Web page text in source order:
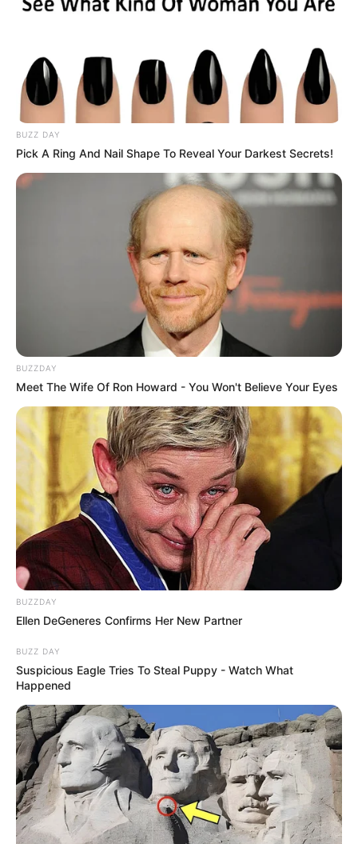
+4
Wydawnictwo
Oceny końcowe:
BUZZ DAY
Pick A Ring And Nail Shape To Reveal Your Darkest Secrets!
BUZZDAY
Meet The Wife Of Ron Howard - You Won't Believe Your Eyes
BUZZDAY
Ellen DeGeneres Confirms Her New Partner
BUZZ DAY
Suspicious Eagle Tries To Steal Puppy - Watch What
Happened